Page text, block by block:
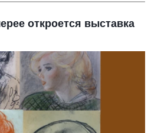
откроется выставка